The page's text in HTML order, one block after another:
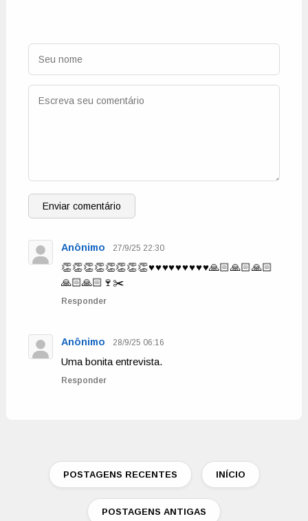
Enviar comentário
Anônimo 27/9/25 22:30
👏👏👏👏👏👏👏👏♥️♥️♥️♥️♥️♥️♥️♥️♥️🙏🏻🙏🏻🙏🏻
🙏🏻🙏🏻🍷✂️
Responder
Anônimo 28/9/25 06:16
Uma bonita entrevista.
Responder
POSTAGENS RECENTES INÍCIO
POSTAGENS ANTIGAS